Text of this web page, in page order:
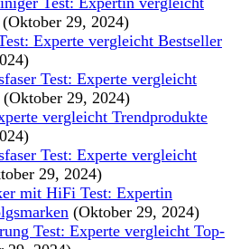
(Oktober 29, 2024)
Experte vergleicht Bestseller
Test: Experte vergleicht
(Oktober 29, 2024)
vergleicht Trendprodukte
Test: Experte vergleicht
29, 2024)
mit HiFi Test: Expertin
(Oktober 29, 2024)
Test: Experte vergleicht Top-